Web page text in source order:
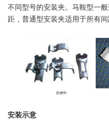
不同型号的安装夹。马鞍型一
距，普通型安装夹适用于所有间
安装示意